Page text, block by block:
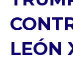
LEÓN